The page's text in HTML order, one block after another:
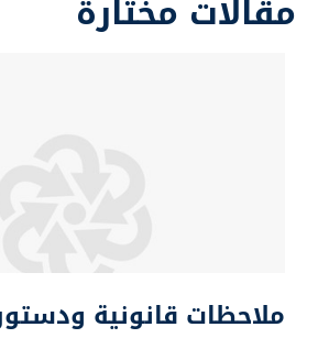
مقالات مختارة
ملاحظات قانونية